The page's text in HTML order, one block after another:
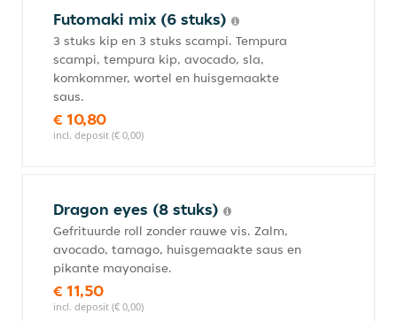
Futomaki mix (6 stuks)
3 stuks kip en 3 stuks scampi. Tempura
scampi, tempura kip, avocado, sla,
komkommer, wortel en huisgemaakte
saus.
€ 10,80
incl. deposit (€ 0,00)
Dragon eyes (8 stuks)
Gefrituurde roll zonder rauwe vis. Zalm,
avocado, tamago, huisgemaakte saus en
pikante mayonaise.
€ 11,50
incl. deposit (€ 0,00)